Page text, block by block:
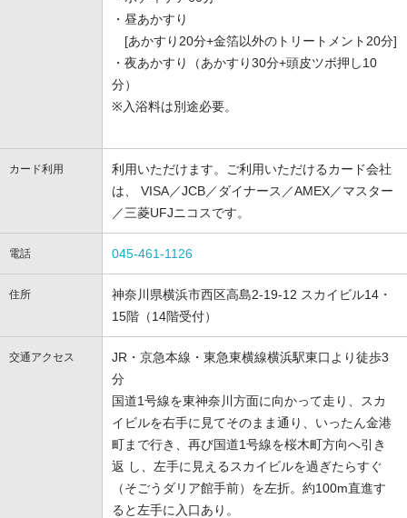
・昼あかすり
[あかすり20分+金箔以外のトリートメント20分]
・夜あかすり（あかすり30分+頭皮ツボ押し10
分）
※入浴料は別途必要。
カード利用
利用いただけます。ご利用いただけるカード会社
は、 VISA／JCB／ダイナース／AMEX／マスター
／三菱UFJニコスです。
電話 045-461-1126
住所
神奈川県横浜市西区高島2-19-12 スカイビル14・
15階（14階受付）
交通アクセス
JR・京急本線・東急東横線横浜駅東口より徒歩3
分
国道1号線を東神奈川方面に向かって走り、スカ
イビルを右手に見てそのまま通り、いったん金港
町まで行き、再び国道1号線を桜木町方向へ引き
返 し、左手に見えるスカイビルを過ぎたらすぐ
（そごうダリア館手前）を左折。約100m直進す
ると左手に入口あり。